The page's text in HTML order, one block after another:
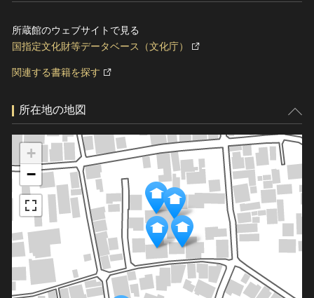
所蔵館のウェブサイトで見る
国指定文化財等データベース（文化庁）
関連する書籍を探す
所在地の地図
+
−